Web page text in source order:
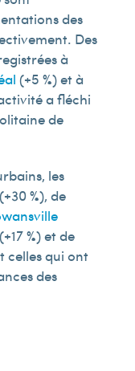
des
Des
à
(+5 %) et à
a fléchi
de
les
%), de
%) et de
celles qui ont
des